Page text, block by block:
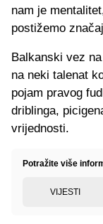
nam je
postižemo
Balkanski vez
na neki talenat
pojam pravog
driblinga,
vrijednosti.
Potražite više
VIJESTI